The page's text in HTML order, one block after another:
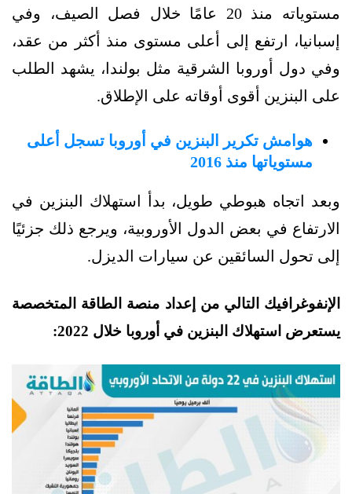
مستوياته منذ 20 عامًا خلال فصل الصيف، وفي
إسبانيا، ارتفع إلى أعلى مستوى منذ أكثر من عقد،
وفي دول أوروبا الشرقية مثل بولندا، يشهد الطلب
على البنزين أقوى أوقاته على الإطلاق.
هوامش تكرير البنزين في أوروبا تسجل أعلى
مستوياتها منذ 2016
وبعد اتجاه هبوطي طويل، بدأ استهلاك البنزين في
الارتفاع في بعض الدول الأوروبية، ويرجع ذلك جزئيًا
إلى تحول السائقين عن سيارات الديزل.
الإنفوغرافيك التالي من إعداد منصة الطاقة المتخصصة
يستعرض استهلاك البنزين في أوروبا خلال 2022: